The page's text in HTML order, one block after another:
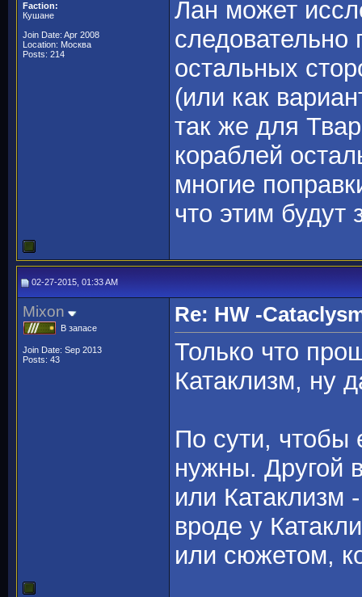
Faction:
Кушане
Join Date: Apr 2008
Location: Москва
Posts: 214
Лан может
следовательно
остальных
(или как
так же для
кораблей
многие
что этим будут
02-27-2015, 01:33 AM
Mixon
В запасе
Join Date: Sep 2013
Posts: 43
Re: HW -
Только что
Катаклизм, ну
По сути, чтобы
нужны. Другой
или Катаклизм
вроде у
или сюжетом,